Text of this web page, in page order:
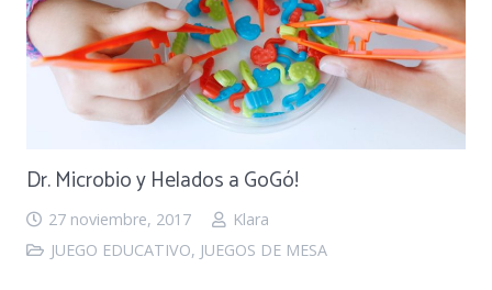
Dr. Microbio y Helados a GoGó!
27 noviembre, 2017
Klara
JUEGO EDUCATIVO, JUEGOS DE MESA